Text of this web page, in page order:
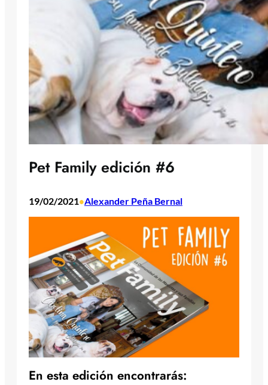
Pet Family edición #6
19/02/2021•Alexander Peña Bernal
En esta edición encontrarás: